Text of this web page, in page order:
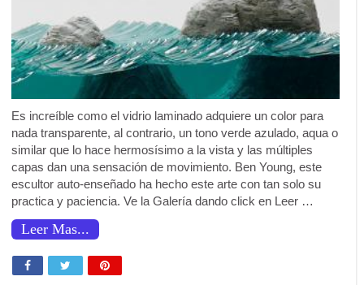
Es increíble como el vidrio laminado adquiere un color para
nada transparente, al contrario, un tono verde azulado, aqua o
similar que lo hace hermosísimo a la vista y las múltiples
capas dan una sensación de movimiento. Ben Young, este
escultor auto-enseñado ha hecho este arte con tan solo su
practica y paciencia. Ve la Galería dando click en Leer …
Leer Mas...